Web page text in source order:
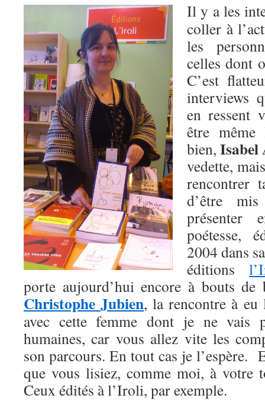
Il y a les
coller à
les
celles dont
C’est
interviews
en ressent
être
bien, Isabel
vedette,
rencontrer
d’être
présenter
poétesse,
2004 dans
éditions
porte aujourd’hui encore à bouts
Christophe Jubien, la rencontre à
avec cette femme dont je ne vais
humaines, car vous allez vite les
son parcours. En tout cas je l’espère.
que vous lisiez, comme moi, à votre
Ceux édités à l’Iroli, par exemple.